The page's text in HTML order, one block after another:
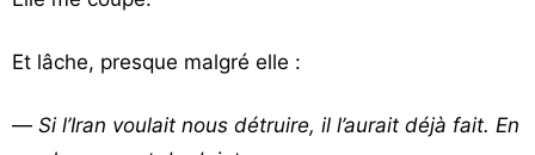
Et lâche, presque malgré elle :
— Si l’Iran voulait nous détruire, il l’aurait déjà fait. En